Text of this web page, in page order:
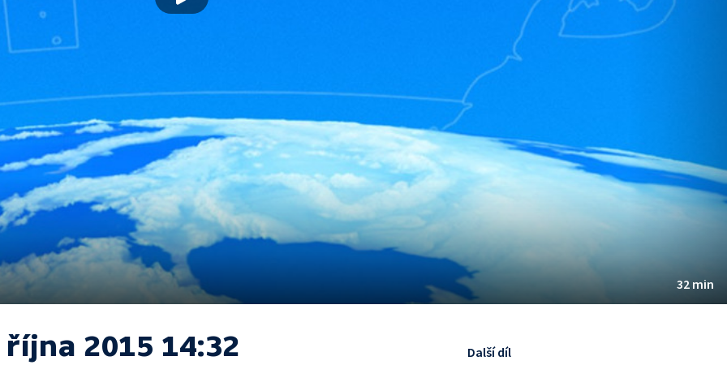
32 min
října 2015 14:32 Další díl